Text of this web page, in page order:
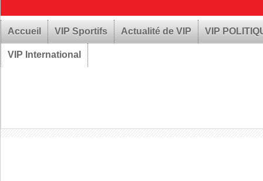
Accueil VIP Sportifs Actualité de VIP VIP
VIP International